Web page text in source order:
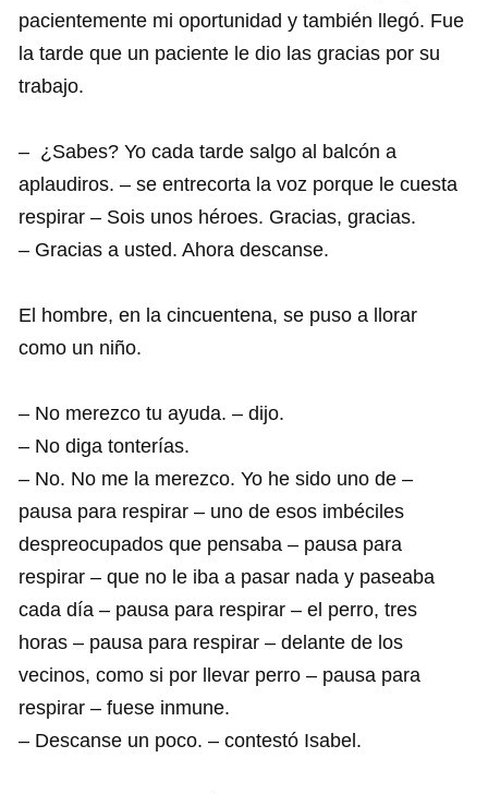
pacientemente mi oportunidad y también llegó. Fue
la tarde que un paciente le dio las gracias por su
trabajo.
– ¿Sabes? Yo cada tarde salgo al balcón a
aplaudiros. – se entrecorta la voz porque le cuesta
respirar – Sois unos héroes. Gracias, gracias.
– Gracias a usted. Ahora descanse.
El hombre, en la cincuentena, se puso a llorar
como un niño.
– No merezco tu ayuda. – dijo.
– No diga tonterías.
– No. No me la merezco. Yo he sido uno de –
pausa para respirar – uno de esos imbéciles
despreocupados que pensaba – pausa para
respirar – que no le iba a pasar nada y paseaba
cada día – pausa para respirar – el perro, tres
horas – pausa para respirar – delante de los
vecinos, como si por llevar perro – pausa para
respirar – fuese inmune.
– Descanse un poco. – contestó Isabel.